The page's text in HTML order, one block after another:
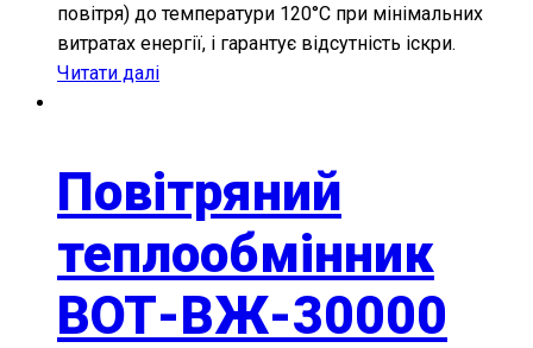
повітря) до температури 120°С при мінімальних
витратах енергії, і гарантує відсутність іскри.
Читати далі
Повітряний
теплообмінник
ВОТ-ВЖ-30000